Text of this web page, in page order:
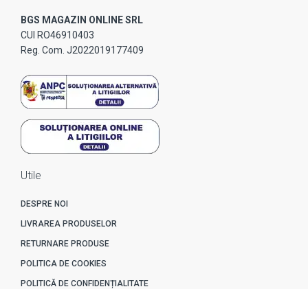
BGS MAGAZIN ONLINE SRL
CUI RO46910403
Reg. Com. J2022019177409
Utile
DESPRE NOI
LIVRAREA PRODUSELOR
RETURNARE PRODUSE
POLITICA DE COOKIES
POLITICĂ DE CONFIDENȚIALITATE